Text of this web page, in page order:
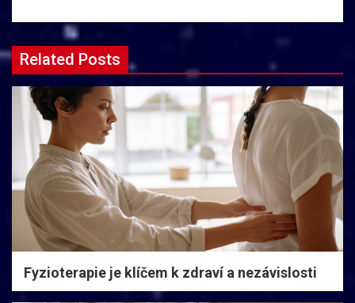
Related Posts
Fyzioterapie je klíčem k zdraví a nezávislosti